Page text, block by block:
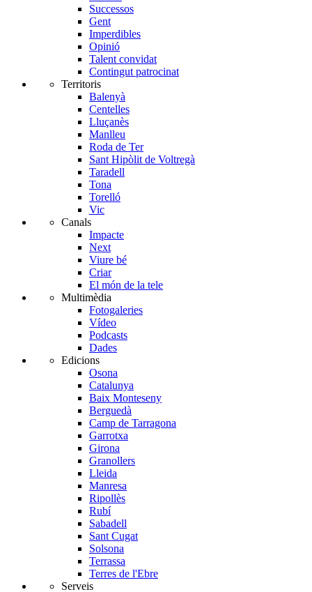
Successos
Gent
Imperdibles
Opinió
Talent convidat
Contingut patrocinat
Territoris
Balenyà
Centelles
Lluçanès
Manlleu
Roda de Ter
Sant Hipòlit de Voltregà
Taradell
Tona
Torelló
Vic
Canals
Impacte
Next
Viure bé
Criar
El món de la tele
Multimèdia
Fotogaleries
Vídeo
Podcasts
Dades
Edicions
Osona
Catalunya
Baix Monteseny
Berguedà
Camp de Tarragona
Garrotxa
Girona
Granollers
Lleida
Manresa
Ripollès
Rubí
Sabadell
Sant Cugat
Solsona
Terrassa
Terres de l'Ebre
Serveis